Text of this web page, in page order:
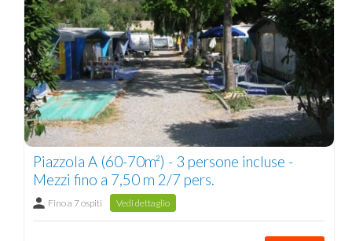
Piazzola A (60-70m²) - 3 persone incluse -
Mezzi fino a 7,50 m 2/7 pers.
Fino a 7 ospiti Vedi dettaglio